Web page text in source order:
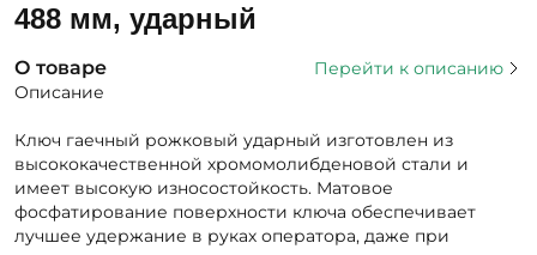
488 мм, ударный
О товаре
Перейти к описанию
Описание
Ключ гаечный рожковый ударный изготовлен из
высококачественной хромомолибденовой стали и
имеет высокую износостойкость. Матовое
фосфатирование поверхности ключа обеспечивает
лучшее удержание в руках оператора, даже при